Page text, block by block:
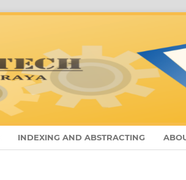
INDEXING AND ABSTRACTING